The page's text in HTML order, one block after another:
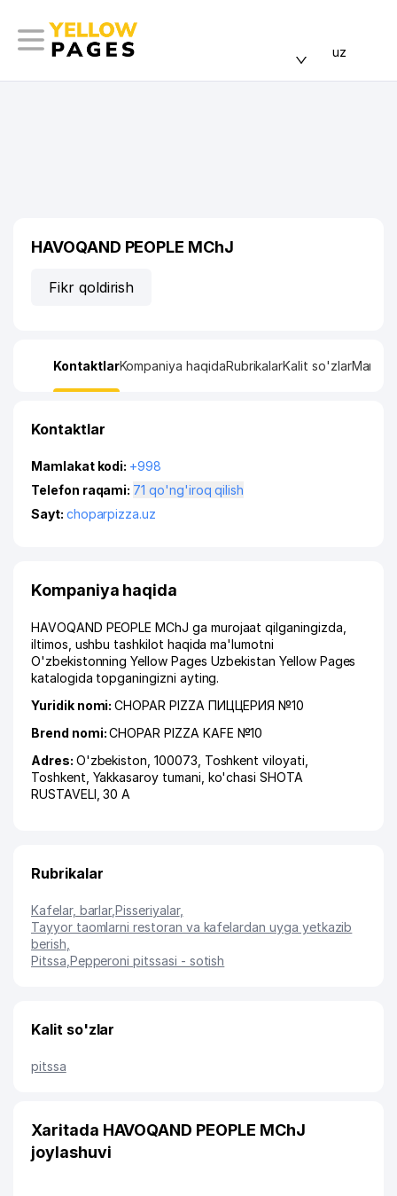
uz
HAVOQAND PEOPLE MChJ
Fikr qoldirish
KontaktlarKompaniya haqidaRubrikalarKalit so'zlarManzil
Kontaktlar
Mamlakat kodi: +998
Telefon raqami:
71 qo'ng'iroq qilish
Sayt: choparpizza.uz
Kompaniya haqida
HAVOQAND PEOPLE MChJ ga murojaat qilganingizda,
iltimos, ushbu tashkilot haqida ma'lumotni
O'zbekistonning Yellow Pages Uzbekistan Yellow Pages
katalogida topganingizni ayting.
Yuridik nomi:CHOPAR PIZZA ПИЦЦЕРИЯ №10
Brend nomi:CHOPAR PIZZA KAFE №10
Adres: O'zbekiston, 100073, Toshkent viloyati
Toshkent Yakkasaroy tumani ko'chasi SHOTA
RUSTAVELI , 30 A
Rubrikalar
Kafelar, barlar,Pisseriyalar,
Tayyor taomlarni restoran va kafelardan uyga yetkazib
berish
Pitssa Pepperoni pitssasi - sotish
Kalit so'zlar
pitssa
Xaritada HAVOQAND PEOPLE MChJ
joylashuvi